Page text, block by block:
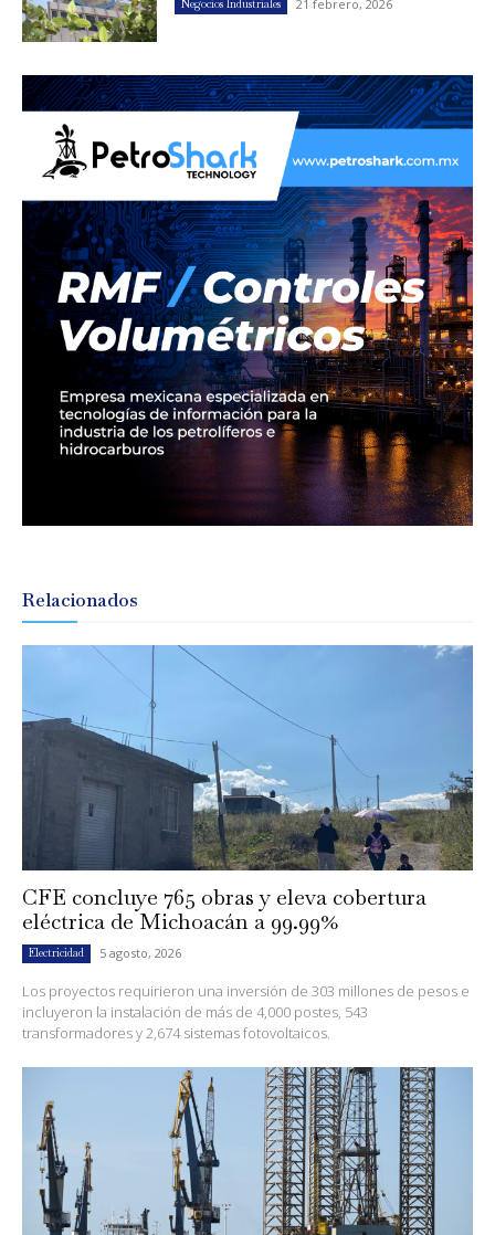
Negocios Industriales 21 febrero, 2026
Relacionados
CFE concluye 765 obras y eleva cobertura
eléctrica de Michoacán a 99.99%
Electricidad 5 agosto, 2026
Los proyectos requirieron una inversión de 303 millones de pesos e
incluyeron la instalación de más de 4,000 postes, 543
transformadores y 2,674 sistemas fotovoltaicos.